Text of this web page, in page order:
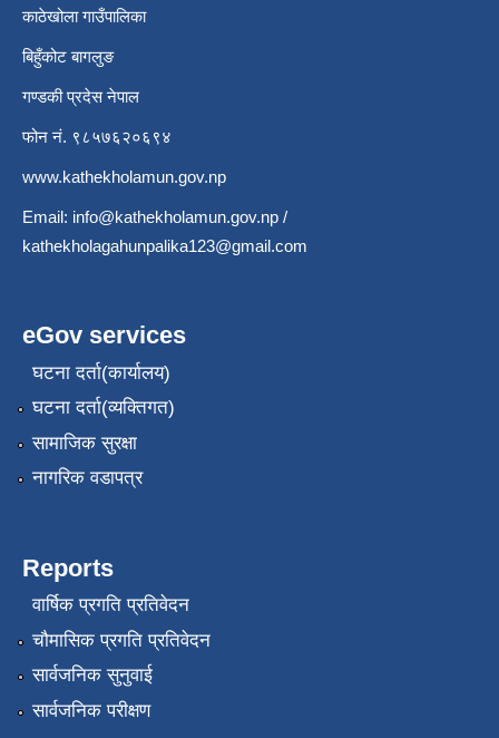
काठेखोला गाउँपालिका
बिहुँकोट बागलुङ
गण्डकी प्रदेस नेपाल
फोन नं. ९८५७६२०६९४
www.kathekholamun.gov.np
Email: info@kathekholamun.gov.np /
kathekholagahunpalika123@gmail.com
eGov services
घटना दर्ता(कार्यालय)
घटना दर्ता(व्यक्तिगत)
सामाजिक सुरक्षा
नागरिक वडापत्र
Reports
वार्षिक प्रगति प्रतिवेदन
चौमासिक प्रगति प्रतिवेदन
सार्वजनिक सुनुवाई
सार्वजनिक परीक्षण